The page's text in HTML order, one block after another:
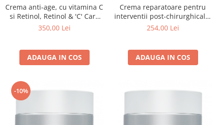
Crema anti-age, cu vitamina C
si Retinol, Retinol & 'C' Care
Cream - 50 ml
350,00 Lei
ADAUGA IN COS
Crema reparatoare pentru
interventii post-chirurghicale,
Post-Operative Care Cream -
254,00 Lei
ADAUGA IN COS
-10%